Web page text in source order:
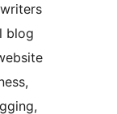
blog